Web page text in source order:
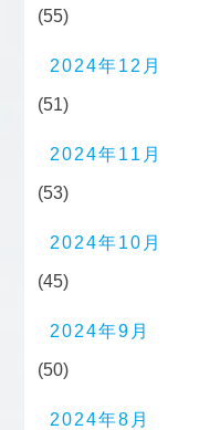
(55)
2024年12月
(51)
2024年11月
(53)
2024年10月
(45)
2024年9月
(50)
2024年8月